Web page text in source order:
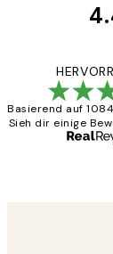
Basierend auf
Sieh dir einige